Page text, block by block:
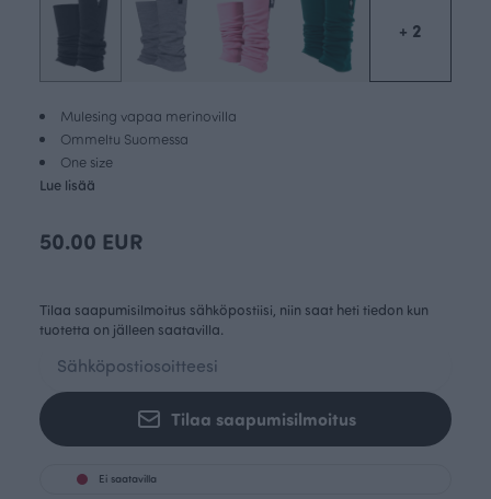
Mulesing vapaa merinovilla
Ommeltu Suomessa
One size
Lue lisää
+ 2
50.00 EUR
Tilaa saapumisilmoitus sähköpostiisi, niin saat heti tiedon kun
tuotetta on jälleen saatavilla.
Tilaa saapumisilmoitus
Ei saatavilla